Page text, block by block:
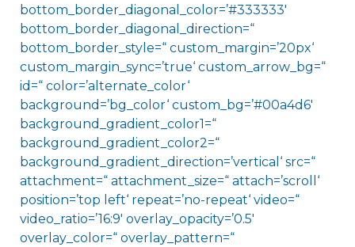
bottom_border_diagonal_color=’#333333′
bottom_border_diagonal_direction=“
bottom_border_style=“ custom_margin=’20px‘
custom_margin_sync=’true‘ custom_arrow_bg=“
id=“ color=’alternate_color‘
background=’bg_color‘ custom_bg=’#00a4d6′
background_gradient_color1=“
background_gradient_color2=“
background_gradient_direction=’vertical‘ src=“
attachment=“ attachment_size=“ attach=’scroll‘
position=’top left‘ repeat=’no-repeat‘ video=“
video_ratio=’16:9′ overlay_opacity=’0.5′
overlay_color=“ overlay_pattern=“